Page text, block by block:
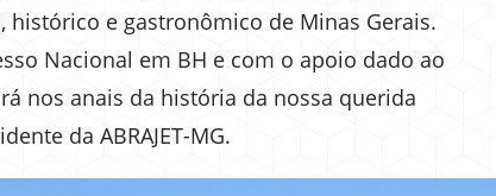
e gastronômico de Minas Gerais.
Nacional em BH e com o apoio dado ao
nos anais da história da nossa querida
da ABRAJET-MG.